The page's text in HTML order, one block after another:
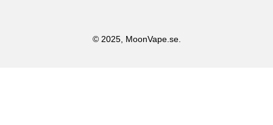
© 2025, MoonVape.se.